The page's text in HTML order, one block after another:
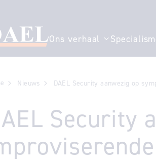
Ons verhaal Toon
Nieuws DAEL Security aanwezig op
Security